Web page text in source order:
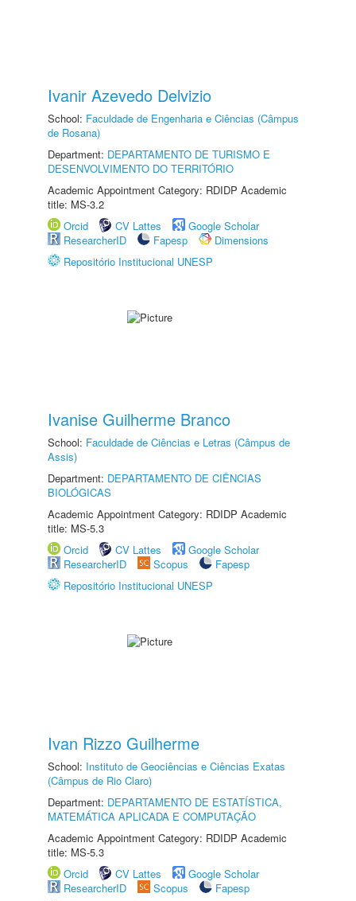
Ivanir Azevedo Delvizio
School: Faculdade de Engenharia e Ciências (Câmpus
de Rosana)
Department: DEPARTAMENTO DE TURISMO E
DESENVOLVIMENTO DO TERRITÓRIO
Academic Appointment Category: RDIDP Academic
title: MS-3.2
Orcid
CV Lattes
Google Scholar
ResearcherID
Fapesp
Dimensions
Repositório Institucional UNESP
Ivanise Guilherme Branco
School: Faculdade de Ciências e Letras (Câmpus de
Assis)
Department: DEPARTAMENTO DE CIÊNCIAS
BIOLÓGICAS
Academic Appointment Category: RDIDP Academic
title: MS-5.3
Orcid
CV Lattes
Google Scholar
ResearcherID
Scopus
Fapesp
Repositório Institucional UNESP
Ivan Rizzo Guilherme
School: Instituto de Geociências e Ciências Exatas
(Câmpus de Rio Claro)
Department: DEPARTAMENTO DE ESTATÍSTICA,
MATEMÁTICA APLICADA E COMPUTAÇÃO
Academic Appointment Category: RDIDP Academic
title: MS-5.3
Orcid
CV Lattes
Google Scholar
ResearcherID
Scopus
Fapesp